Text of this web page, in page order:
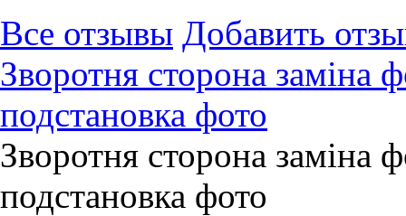
Все отзывы Добавить
Зворотня сторона заміна
подстановка фото
Зворотня сторона заміна
подстановка фото